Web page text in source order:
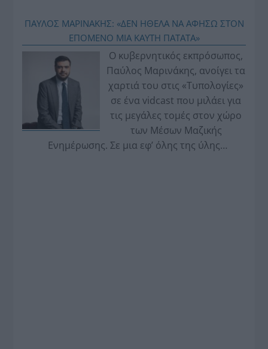
ΠΑΥΛΟΣ ΜΑΡΙΝΑΚΗΣ: «ΔΕΝ ΗΘΕΛΑ ΝΑ ΑΦΗΣΩ ΣΤΟΝ
ΕΠΟΜΕΝΟ ΜΙΑ ΚΑΥΤΗ ΠΑΤΑΤΑ»
Ο κυβερνητικός εκπρόσωπος,
Παύλος Μαρινάκης, ανοίγει τα
χαρτιά του στις «Τυπολογίες»
σε ένα vidcast που μιλάει για
τις μεγάλες τομές στον χώρο
των Μέσων Μαζικής
Ενημέρωσης. Σε μια εφ’ όλης της ύλης